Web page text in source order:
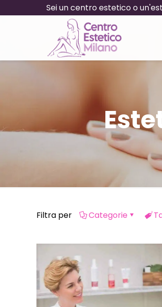
Sei un centro estetico o
Filtra per Categorie